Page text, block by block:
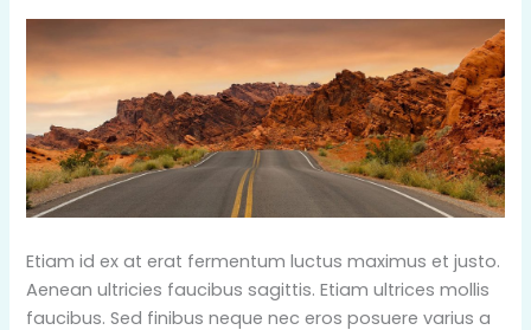
Etiam id ex at erat fermentum luctus maximus et justo.
Aenean ultricies faucibus sagittis. Etiam ultrices mollis
faucibus. Sed finibus neque nec eros posuere varius a